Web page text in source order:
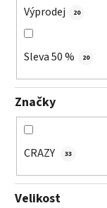
Výprodej 20
Sleva 50 % 20
Značky
CRAZY 33
Velikost